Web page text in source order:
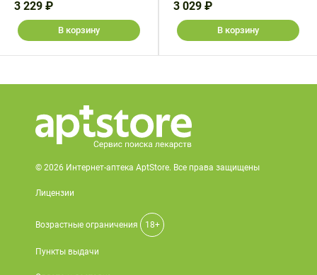
3 229 ₽
В корзину
3 029 ₽
В корзину
© 2026 Интернет-аптека AptStore. Все права защищены
Лицензии
Возрастные ограничения 18+
Пункты выдачи